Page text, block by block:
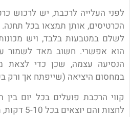
לפני העלייה לרכבת, יש לרכוש
הכרטיסים, אותן תמצאו בכל
לשלם במטבעות בלבד, ויש
הוא אפשרי. חשוב מאד לשמור
הנסיעה עצמה, שכן כדי לצאת
במחסום היציאה (שייפתח אך ורק
לחצות והם יוצאים בכל 5-10 דקות, תלוי בתחנה.